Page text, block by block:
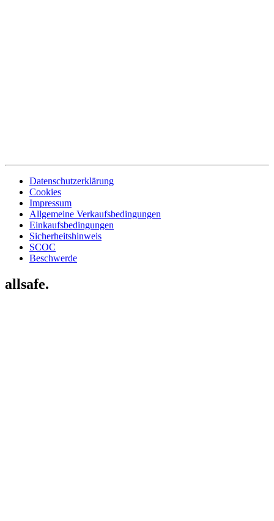
Datenschutzerklärung
Cookies
Impressum
Allgemeine Verkaufsbedingungen
Einkaufsbedingungen
Sicherheitshinweis
SCOC
Beschwerde
allsafe.